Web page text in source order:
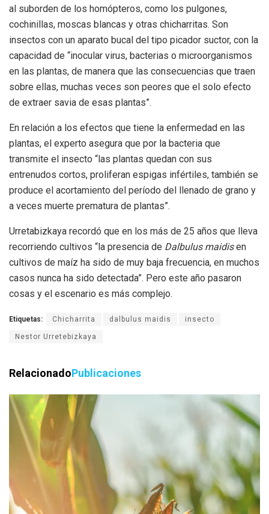
al suborden de los homópteros, como los pulgones,
cochinillas, moscas blancas y otras chicharritas. Son
insectos con un aparato bucal del tipo picador suctor, con la
capacidad de “inocular virus, bacterias o microorganismos
en las plantas, de manera que las consecuencias que traen
sobre ellas, muchas veces son peores que el solo efecto
de extraer savia de esas plantas”.
En relación a los efectos que tiene la enfermedad en las
plantas, el experto asegura que por la bacteria que
transmite el insecto “las plantas quedan con sus
entrenudos cortos, proliferan espigas infértiles, también se
produce el acortamiento del período del llenado de grano y
a veces muerte prematura de plantas”.
Urretabizkaya recordó que en los más de 25 años que lleva
recorriendo cultivos “la presencia de Dalbulus maidisen
cultivos de maíz ha sido de muy baja frecuencia, en muchos
casos nunca ha sido detectada”. Pero este año pasaron
cosas y el escenario es más complejo.
Etiquetas: Chicharrita dalbulus maidis insecto
Nestor Urretebizkaya
RelacionadoPublicaciones